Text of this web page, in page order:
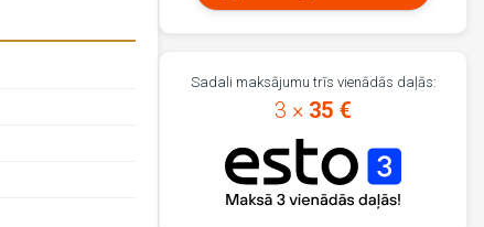
Sadali maksājumu trīs vienādās daļās:
3 × 35 €